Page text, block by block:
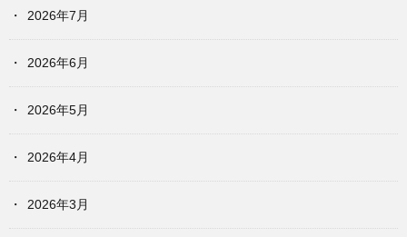
2026年7月
2026年6月
2026年5月
2026年4月
2026年3月